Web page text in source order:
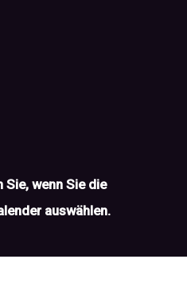
Sie, wenn Sie die
auswählen.